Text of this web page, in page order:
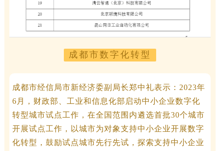
成都市数字化转型
成都市经信局市新经济委副局长郑中礼表示：2023年
6月，财政部、工业和信息化部启动中小企业数字化
转型城市试点工作，在全国范围内遴选首批30个城市
开展试点工作，以城市为对象支持中小企业开展数字
化转型，鼓励试点城市先行先试，探索支持中小企业